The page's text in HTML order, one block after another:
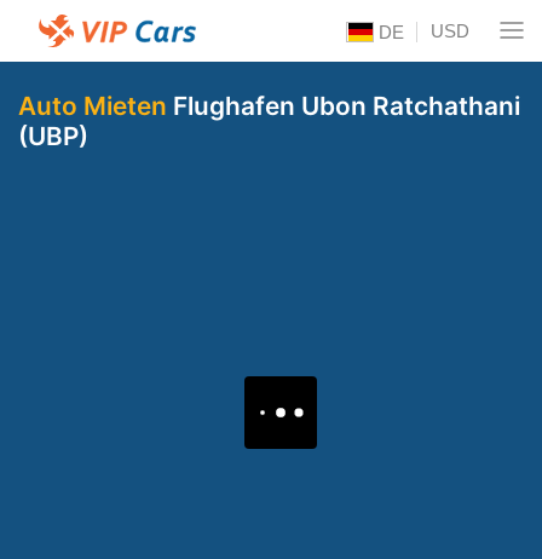
DE USD
Auto Mieten Flughafen Ubon Ratchathani
(UBP)